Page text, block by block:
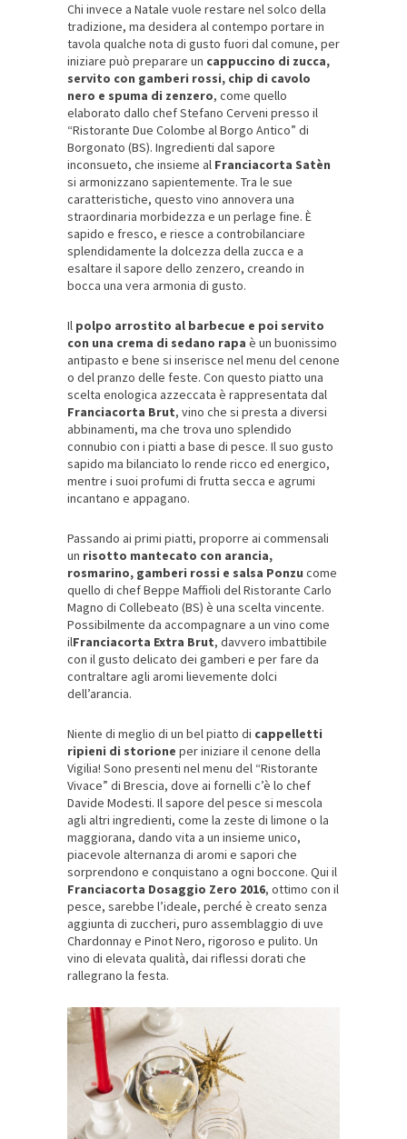
Chi invece a Natale vuole restare nel solco della
tradizione, ma desidera al contempo portare in
tavola qualche nota di gusto fuori dal comune, per
iniziare può preparare un cappuccino di zucca,
servito con gamberi rossi, chip di cavolo
nero e spuma di zenzero, come quello
elaborato dallo chef Stefano Cerveni presso il
“Ristorante Due Colombe al Borgo Antico” di
Borgonato (BS). Ingredienti dal sapore
inconsueto, che insieme al Franciacorta Satèn
si armonizzano sapientemente. Tra le sue
caratteristiche, questo vino annovera una
straordinaria morbidezza e un perlage fine. È
sapido e fresco, e riesce a controbilanciare
splendidamente la dolcezza della zucca e a
esaltare il sapore dello zenzero, creando in
bocca una vera armonia di gusto.
Il polpo arrostito al barbecue e poi servito
con una crema di sedano rapa è un buonissimo
antipasto e bene si inserisce nel menu del cenone
o del pranzo delle feste. Con questo piatto una
scelta enologica azzeccata è rappresentata dal
Franciacorta Brut, vino che si presta a diversi
abbinamenti, ma che trova uno splendido
connubio con i piatti a base di pesce. Il suo gusto
sapido ma bilanciato lo rende ricco ed energico,
mentre i suoi profumi di frutta secca e agrumi
incantano e appagano.
Passando ai primi piatti, proporre ai commensali
un risotto mantecato con arancia,
rosmarino, gamberi rossi e salsa Ponzu come
quello di chef Beppe Maffioli del Ristorante Carlo
Magno di Collebeato (BS) è una scelta vincente.
Possibilmente da accompagnare a un vino come
ilFranciacorta Extra Brut, davvero imbattibile
con il gusto delicato dei gamberi e per fare da
contraltare agli aromi lievemente dolci
dell’arancia.
Niente di meglio di un bel piatto di cappelletti
ripieni di storione per iniziare il cenone della
Vigilia! Sono presenti nel menu del “Ristorante
Vivace” di Brescia, dove ai fornelli c’è lo chef
Davide Modesti. Il sapore del pesce si mescola
agli altri ingredienti, come la zeste di limone o la
maggiorana, dando vita a un insieme unico,
piacevole alternanza di aromi e sapori che
sorprendono e conquistano a ogni boccone. Qui il
Franciacorta Dosaggio Zero 2016, ottimo con il
pesce, sarebbe l’ideale, perché è creato senza
aggiunta di zuccheri, puro assemblaggio di uve
Chardonnay e Pinot Nero, rigoroso e pulito. Un
vino di elevata qualità, dai riflessi dorati che
rallegrano la festa.